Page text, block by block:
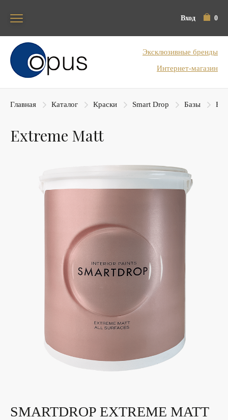
Вход 0
Блок поиска
Эксклюзивные бренды
Интернет-магазин
Главная Каталог Краски Smart Drop Базы
Extreme Matt
SMARTDROP EXTREME MATT